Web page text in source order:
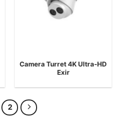
Camera Turret 4K Ultra-HD
Exir
2